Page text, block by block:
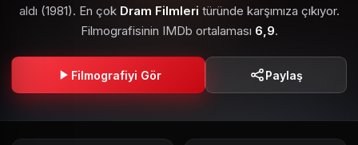
aldı (1981). En çok Dram Filmleri türünde karşımıza çıkıyor.
Filmografisinin IMDb ortalaması 6,9.
Filmografiyi Gör Paylaş